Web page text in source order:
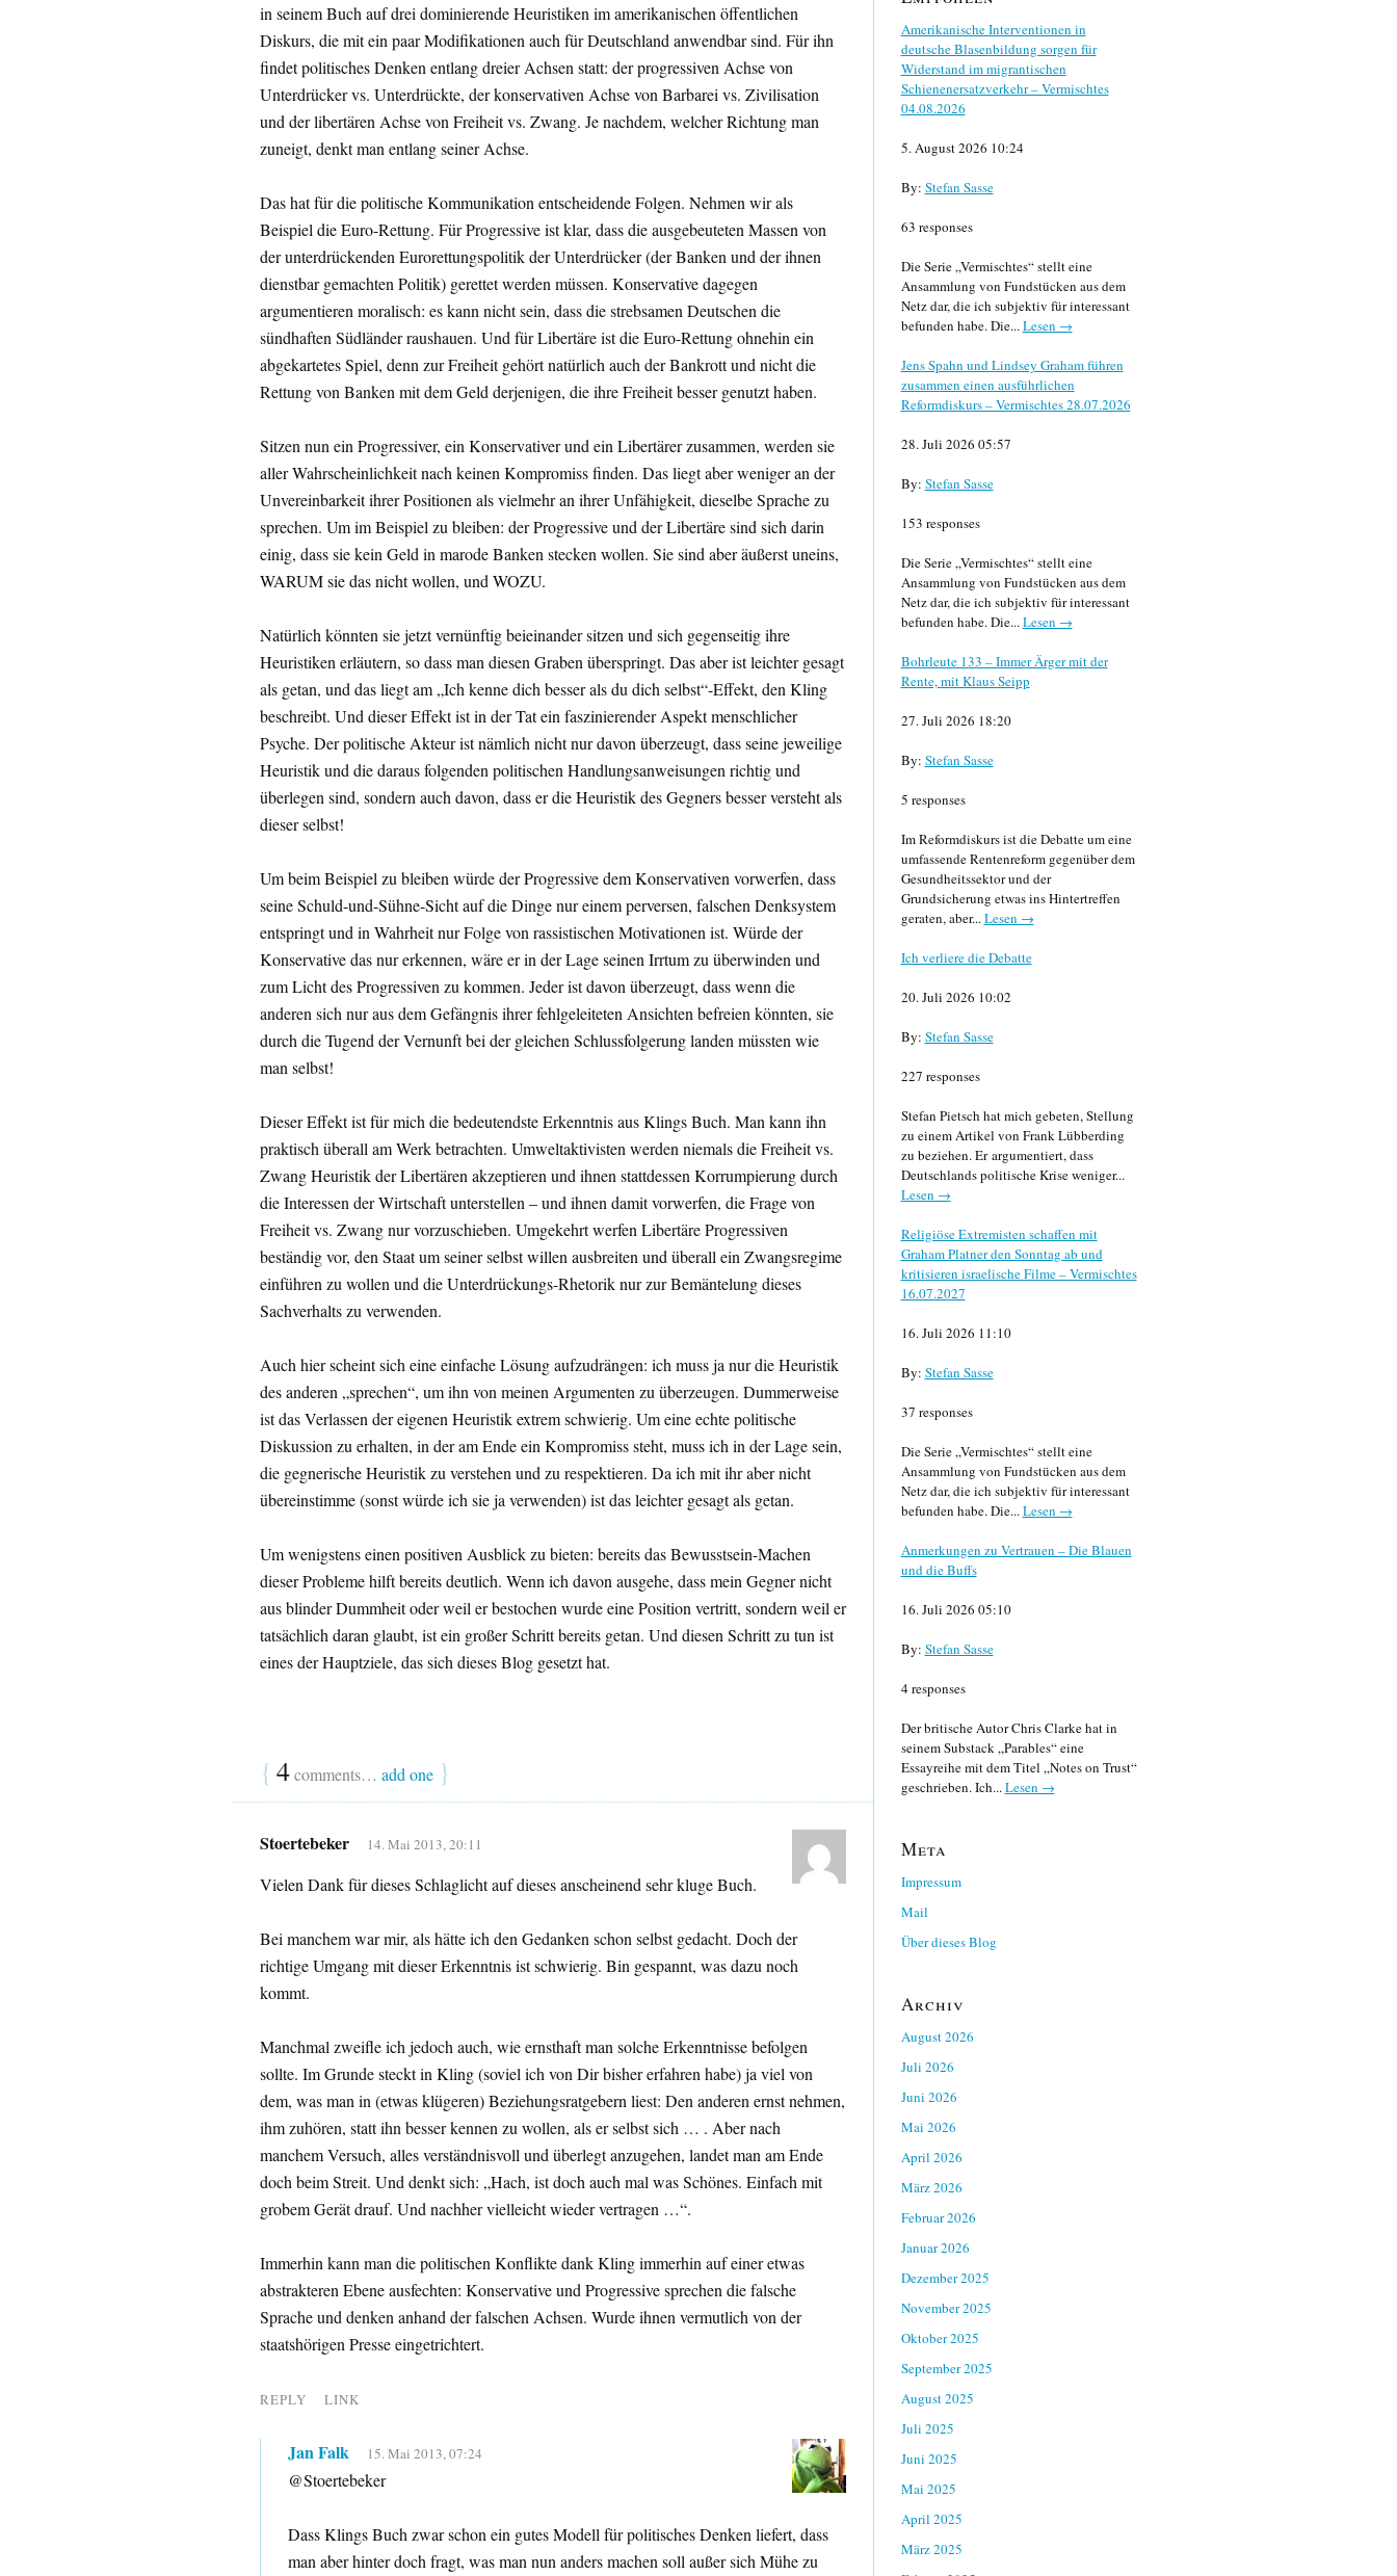
in seinem Buch auf drei dominierende Heuristiken im amerikanischen öffentlichen
Diskurs, die mit ein paar Modifikationen auch für Deutschland anwendbar sind. Für ihn
findet politisches Denken entlang dreier Achsen statt: der progressiven Achse von
Unterdrücker vs. Unterdrückte, der konservativen Achse von Barbarei vs. Zivilisation
und der libertären Achse von Freiheit vs. Zwang. Je nachdem, welcher Richtung man
zuneigt, denkt man entlang seiner Achse.
Das hat für die politische Kommunikation entscheidende Folgen. Nehmen wir als
Beispiel die Euro-Rettung. Für Progressive ist klar, dass die ausgebeuteten Massen von
der unterdrückenden Eurorettungspolitik der Unterdrücker (der Banken und der ihnen
dienstbar gemachten Politik) gerettet werden müssen. Konservative dagegen
argumentieren moralisch: es kann nicht sein, dass die strebsamen Deutschen die
sündhaften Südländer raushauen. Und für Libertäre ist die Euro-Rettung ohnehin ein
abgekartetes Spiel, denn zur Freiheit gehört natürlich auch der Bankrott und nicht die
Rettung von Banken mit dem Geld derjenigen, die ihre Freiheit besser genutzt haben.
Sitzen nun ein Progressiver, ein Konservativer und ein Libertärer zusammen, werden sie
aller Wahrscheinlichkeit nach keinen Kompromiss finden. Das liegt aber weniger an der
Unvereinbarkeit ihrer Positionen als vielmehr an ihrer Unfähigkeit, dieselbe Sprache zu
sprechen. Um im Beispiel zu bleiben: der Progressive und der Libertäre sind sich darin
einig, dass sie kein Geld in marode Banken stecken wollen. Sie sind aber äußerst uneins,
WARUM sie das nicht wollen, und WOZU.
Natürlich könnten sie jetzt vernünftig beieinander sitzen und sich gegenseitig ihre
Heuristiken erläutern, so dass man diesen Graben überspringt. Das aber ist leichter gesagt
als getan, und das liegt am „Ich kenne dich besser als du dich selbst“-Effekt, den Kling
beschreibt. Und dieser Effekt ist in der Tat ein faszinierender Aspekt menschlicher
Psyche. Der politische Akteur ist nämlich nicht nur davon überzeugt, dass seine jeweilige
Heuristik und die daraus folgenden politischen Handlungsanweisungen richtig und
überlegen sind, sondern auch davon, dass er die Heuristik des Gegners besser versteht als
dieser selbst!
Um beim Beispiel zu bleiben würde der Progressive dem Konservativen vorwerfen, dass
seine Schuld-und-Sühne-Sicht auf die Dinge nur einem perversen, falschen Denksystem
entspringt und in Wahrheit nur Folge von rassistischen Motivationen ist. Würde der
Konservative das nur erkennen, wäre er in der Lage seinen Irrtum zu überwinden und
zum Licht des Progressiven zu kommen. Jeder ist davon überzeugt, dass wenn die
anderen sich nur aus dem Gefängnis ihrer fehlgeleiteten Ansichten befreien könnten, sie
durch die Tugend der Vernunft bei der gleichen Schlussfolgerung landen müssten wie
man selbst!
Dieser Effekt ist für mich die bedeutendste Erkenntnis aus Klings Buch. Man kann ihn
praktisch überall am Werk betrachten. Umweltaktivisten werden niemals die Freiheit vs.
Zwang Heuristik der Libertären akzeptieren und ihnen stattdessen Korrumpierung durch
die Interessen der Wirtschaft unterstellen – und ihnen damit vorwerfen, die Frage von
Freiheit vs. Zwang nur vorzuschieben. Umgekehrt werfen Libertäre Progressiven
beständig vor, den Staat um seiner selbst willen ausbreiten und überall ein Zwangsregime
einführen zu wollen und die Unterdrückungs-Rhetorik nur zur Bemäntelung dieses
Sachverhalts zu verwenden.
Auch hier scheint sich eine einfache Lösung aufzudrängen: ich muss ja nur die Heuristik
des anderen „sprechen“, um ihn von meinen Argumenten zu überzeugen. Dummerweise
ist das Verlassen der eigenen Heuristik extrem schwierig. Um eine echte politische
Diskussion zu erhalten, in der am Ende ein Kompromiss steht, muss ich in der Lage sein,
die gegnerische Heuristik zu verstehen und zu respektieren. Da ich mit ihr aber nicht
übereinstimme (sonst würde ich sie ja verwenden) ist das leichter gesagt als getan.
Um wenigstens einen positiven Ausblick zu bieten: bereits das Bewusstsein-Machen
dieser Probleme hilft bereits deutlich. Wenn ich davon ausgehe, dass mein Gegner nicht
aus blinder Dummheit oder weil er bestochen wurde eine Position vertritt, sondern weil er
tatsächlich daran glaubt, ist ein großer Schritt bereits getan. Und diesen Schritt zu tun ist
eines der Hauptziele, das sich dieses Blog gesetzt hat.
{ 4comments… add one }
Stoertebeker 14. Mai 2013, 20:11
Vielen Dank für dieses Schlaglicht auf dieses anscheinend sehr kluge Buch.
Bei manchem war mir, als hätte ich den Gedanken schon selbst gedacht. Doch der
richtige Umgang mit dieser Erkenntnis ist schwierig. Bin gespannt, was dazu noch
kommt.
Manchmal zweifle ich jedoch auch, wie ernsthaft man solche Erkenntnisse befolgen
sollte. Im Grunde steckt in Kling (soviel ich von Dir bisher erfahren habe) ja viel von
dem, was man in (etwas klügeren) Beziehungsratgebern liest: Den anderen ernst nehmen,
ihm zuhören, statt ihn besser kennen zu wollen, als er selbst sich … . Aber nach
manchem Versuch, alles verständnisvoll und überlegt anzugehen, landet man am Ende
doch beim Streit. Und denkt sich: „Hach, ist doch auch mal was Schönes. Einfach mit
grobem Gerät drauf. Und nachher vielleicht wieder vertragen …“.
Immerhin kann man die politischen Konflikte dank Kling immerhin auf einer etwas
abstrakteren Ebene ausfechten: Konservative und Progressive sprechen die falsche
Sprache und denken anhand der falschen Achsen. Wurde ihnen vermutlich von der
staatshörigen Presse eingetrichtert.
REPLY LINK
Jan Falk 15. Mai 2013, 07:24
@Stoertebeker
Dass Klings Buch zwar schon ein gutes Modell für politisches Denken liefert, dass
man aber hinter doch fragt, was man nun anders machen soll außer sich Mühe zu
Amerikanische Interventionen in
deutsche Blasenbildung sorgen für
Widerstand im migrantischen
Schienenersatzverkehr – Vermischtes
04.08.2026
5. August 2026 10:24
By: Stefan Sasse
63 responses
Die Serie „Vermischtes“ stellt eine
Ansammlung von Fundstücken aus dem
Netz dar, die ich subjektiv für interessant
befunden habe. Die...Lesen →
Jens Spahn und Lindsey Graham führen
zusammen einen ausführlichen
Reformdiskurs – Vermischtes 28.07.2026
28. Juli 2026 05:57
By: Stefan Sasse
153 responses
Die Serie „Vermischtes“ stellt eine
Ansammlung von Fundstücken aus dem
Netz dar, die ich subjektiv für interessant
befunden habe. Die...Lesen →
Bohrleute 133 – Immer Ärger mit der
Rente, mit Klaus Seipp
27. Juli 2026 18:20
By: Stefan Sasse
5 responses
Im Reformdiskurs ist die Debatte um eine
umfassende Rentenreform gegenüber dem
Gesundheitssektor und der
Grundsicherung etwas ins Hintertreffen
geraten, aber...Lesen →
Ich verliere die Debatte
20. Juli 2026 10:02
By: Stefan Sasse
227 responses
Stefan Pietsch hat mich gebeten, Stellung
zu einem Artikel von Frank Lübberding
zu beziehen. Er argumentiert, dass
Deutschlands politische Krise weniger...
Lesen →
Religiöse Extremisten schaffen mit
Graham Platner den Sonntag ab und
kritisieren israelische Filme – Vermischtes
16.07.2027
16. Juli 2026 11:10
By: Stefan Sasse
37 responses
Die Serie „Vermischtes“ stellt eine
Ansammlung von Fundstücken aus dem
Netz dar, die ich subjektiv für interessant
befunden habe. Die...Lesen →
Anmerkungen zu Vertrauen – Die Blauen
und die Buffs
16. Juli 2026 05:10
By: Stefan Sasse
4 responses
Der britische Autor Chris Clarke hat in
seinem Substack „Parables“ eine
Essayreihe mit dem Titel „Notes on Trust“
geschrieben. Ich...Lesen →
Meta
Impressum
Mail
Über dieses Blog
Archiv
August 2026
Juli 2026
Juni 2026
Mai 2026
April 2026
März 2026
Februar 2026
Januar 2026
Dezember 2025
November 2025
Oktober 2025
September 2025
August 2025
Juli 2025
Juni 2025
Mai 2025
April 2025
März 2025